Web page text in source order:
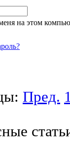
на этом
Пред.